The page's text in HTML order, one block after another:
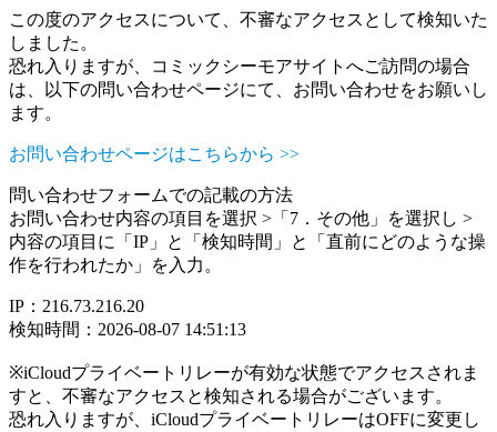
この度のアクセスについて、不審なアクセスとして検知いた
しました。
恐れ入りますが、コミックシーモアサイトへご訪問の場合
は、以下の問い合わせページにて、お問い合わせをお願いし
ます。
お問い合わせページはこちらから >>
問い合わせフォームでの記載の方法
お問い合わせ内容の項目を選択 >「7．その他」を選択し >
内容の項目に「IP」と「検知時間」と「直前にどのような操
作を行われたか」を入力。
IP：216.73.216.20
検知時間：2026-08-07 14:51:13
※iCloudプライベートリレーが有効な状態でアクセスされま
すと、不審なアクセスと検知される場合がございます。
恐れ入りますが、iCloudプライベートリレーはOFFに変更し